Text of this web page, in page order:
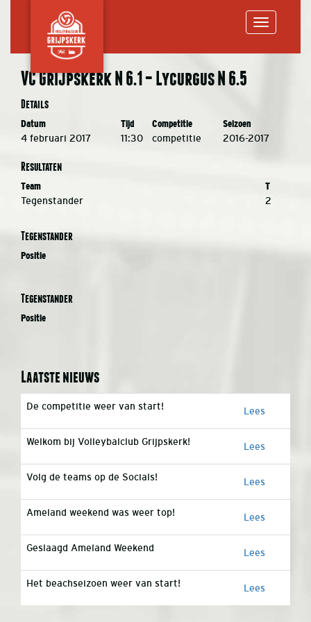
VC Grijpskerk N 6.1 – Lycurgus N 6.5
Details
Datum Tijd Competitie Seizoen
4 februari 2017 11:30 competitie 2016-2017
Resultaten
Team T
Tegenstander 2
Tegenstander
Positie
Tegenstander
Positie
Laatste nieuws
De competitie weer van start! Lees
Welkom bij Volleybalclub Grijpskerk! Lees
Volg de teams op de Socials! Lees
Ameland weekend was weer top! Lees
Geslaagd Ameland Weekend Lees
Het beachseizoen weer van start! Lees